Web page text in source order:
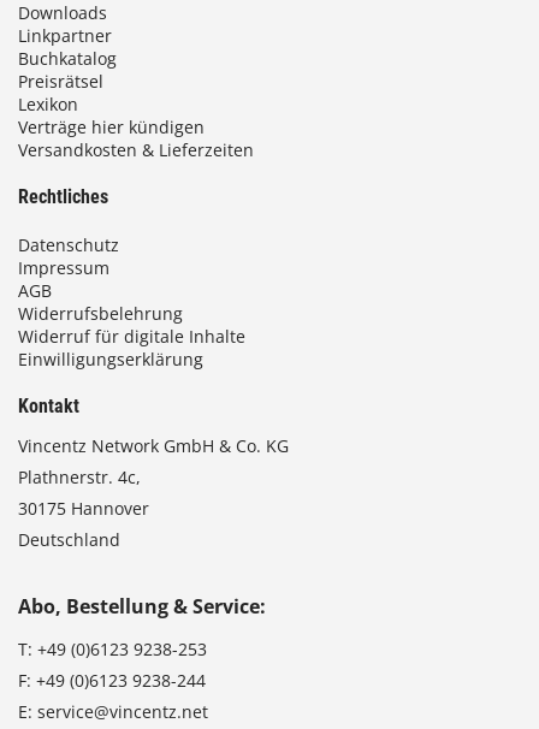
Downloads
Linkpartner
Buchkatalog
Preisrätsel
Lexikon
Verträge hier kündigen
Versandkosten & Lieferzeiten
Rechtliches
Datenschutz
Impressum
AGB
Widerrufsbelehrung
Widerruf für digitale Inhalte
Einwilligungserklärung
Kontakt
Vincentz Network GmbH & Co. KG
Plathnerstr. 4c,
30175 Hannover
Deutschland
Abo, Bestellung & Service:
T: +49 (0)6123 9238-253
F: +49 (0)6123 9238-244
E: service@vincentz.net